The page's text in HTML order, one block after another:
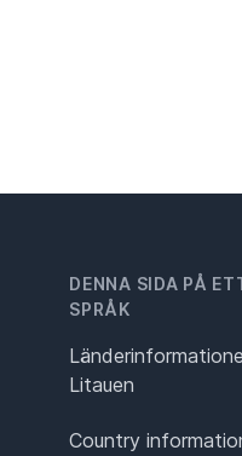
DENNA SIDA PÅ
SPRÅK
Litauen
Country